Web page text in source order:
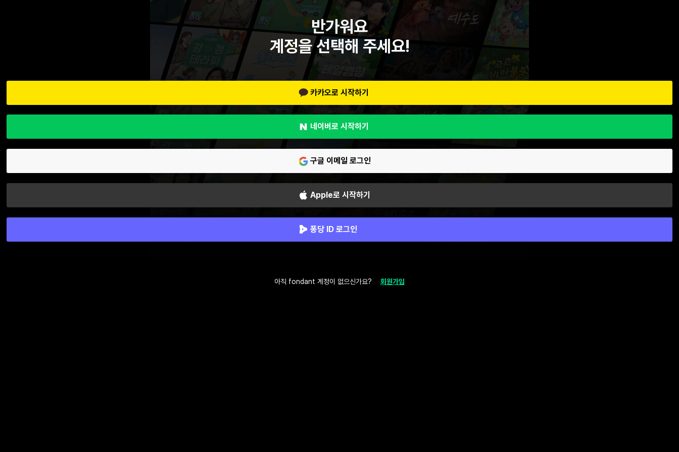
반가워요
계정을 선택해 주세요!
카카오로 시작하기
네이버로 시작하기
구글 이메일 로그인
Apple로 시작하기
퐁당 ID 로그인
아직 fondant 계정이 없으신가요? 회원가입